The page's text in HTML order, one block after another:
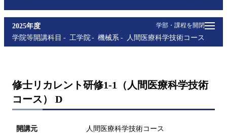
学部・課程を開閉
2025年度
学院等開講科目
工学院 機械系 人間医療科学技術コース
修士リカレント研修1-1（人間医療科学技術
コース） D
開講元 人間医療科学技術コース